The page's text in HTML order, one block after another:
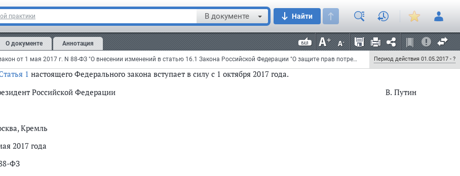
практики В документе Найти
О документе Аннотация
Федеральный закон от 1 мая 2017 г. N 88-ФЗ "О внесении изменений в статью 16.1 Закона Российской Федерации "О защите прав потребителей" и Федеральный закон "О национальной платежной системе" Период действия 01.05.2017 - ?
части 1 статьи 19 настоящего Федерального закона не применяются.".
3
Настоящий Федеральный закон вступает в силу со дня егоофициального опубликования, за исключениемстатьи 1
Федерального закона.
1 настоящего Федерального закона вступает в силу с 1 октября 2017 года.
Российской Федерации
В. Путин
Кремль
2017 года
ФЗ